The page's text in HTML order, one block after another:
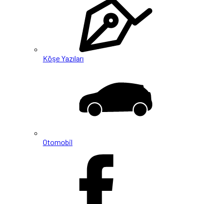
Köşe Yazıları
Otomobil